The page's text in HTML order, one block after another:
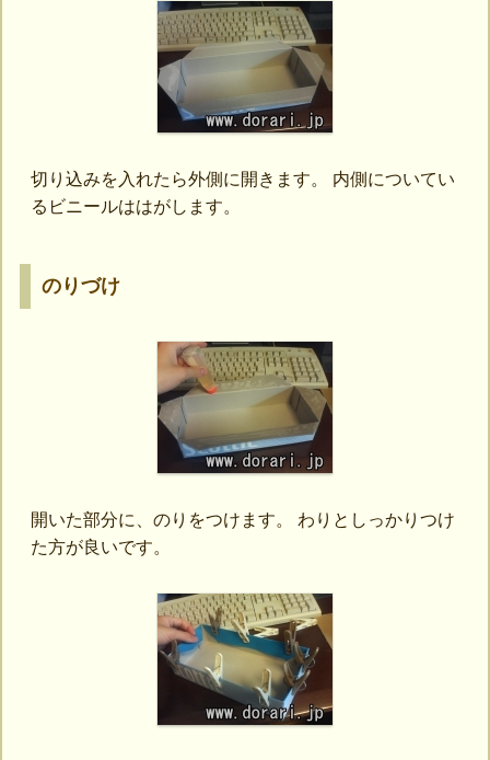
切り込みを入れたら外側に開きます。 内側についてい
るビニールははがします。
のりづけ
開いた部分に、のりをつけます。 わりとしっかりつけ
た方が良いです。